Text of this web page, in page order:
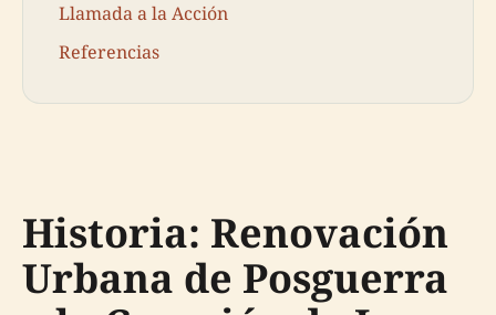
Llamada a la Acción
Referencias
Historia: Renovación
Urbana de Posguerra